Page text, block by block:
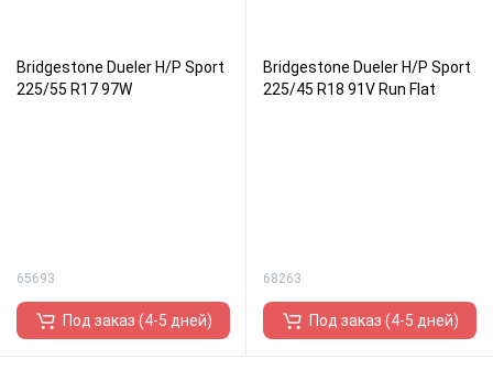
Bridgestone Dueler H/P Sport
225/55 R17 97W
65693
Под заказ (4-5 дней)
Bridgestone Dueler H/P Sport
225/45 R18 91V Run Flat
68263
Под заказ (4-5 дней)